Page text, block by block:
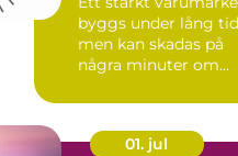
byggs under lång
men kan skadas på
några minuter om
anv...
01. jul